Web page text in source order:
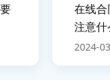
在线
注意
2024-